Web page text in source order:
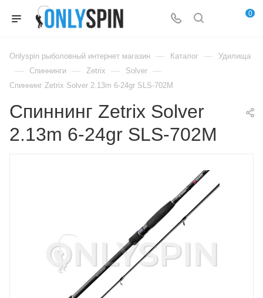
0
Onlyspin рыболовный интернет магазин — Каталог — Удилища
— Спиннинги — Zetrix — Solver —
Спиннинг Zetrix Solver 2.13m 6-24gr SLS-702M
Спиннинг Zetrix Solver
2.13m 6-24gr SLS-702M